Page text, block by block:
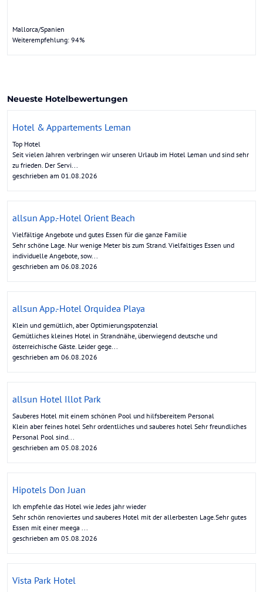
Mallorca/Spanien
Weiterempfehlung: 94%
Neueste Hotelbewertungen
Hotel & Appartements Leman
Top Hotel
Seit vielen Jahren verbringen wir unseren Urlaub im Hotel Leman und sind sehr
zu frieden. Der Servi...
geschrieben am 01.08.2026
allsun App.-Hotel Orient Beach
Vielfältige Angebote und gutes Essen für die ganze Familie
Sehr schöne Lage. Nur wenige Meter bis zum Strand. Vielfaltiges Essen und
individuelle Angebote, sow...
geschrieben am 06.08.2026
allsun App.-Hotel Orquidea Playa
Klein und gemütlich, aber Optimierungspotenzial
Gemütliches kleines Hotel in Strandnähe, überwiegend deutsche und
österreichische Gäste. Leider gege...
geschrieben am 06.08.2026
allsun Hotel Illot Park
Sauberes Hotel mit einem schönen Pool und hilfsbereitem Personal
Klein aber feines hotel Sehr ordentliches und sauberes hotel Sehr freundliches
Personal Pool sind...
geschrieben am 05.08.2026
Hipotels Don Juan
Ich empfehle das Hotel wie Jedes jahr wieder
Sehr schön renoviertes und sauberes Hotel mit der allerbesten Lage.Sehr gutes
Essen mit einer meega ...
geschrieben am 05.08.2026
Vista Park Hotel